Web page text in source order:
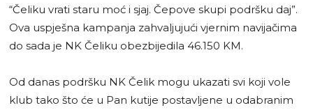
“Čeliku vrati staru moć i sjaj. Čepove skupi podršku daj”.
Ova uspješna kampanja zahvaljujući vjernim navijačima
do sada je NK Čeliku obezbijedila 46.150 KM.
Od danas podršku NK Čelik mogu ukazati svi koji vole
klub tako što će u Pan kutije postavljene u odabranim